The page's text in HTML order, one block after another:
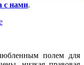
с нами.
полем для